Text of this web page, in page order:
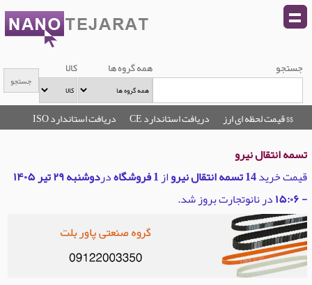
جستجو همه گروه ها کالا
$$ قیمت لحظه ای ارز دریافت استاندارد CE دریافت استاندارد ISO
تسمه انتقال نیرو
قیمت خرید14 تسمه انتقال نیرو از1 فروشگاه در
دوشنبه ۲۹ تیر ۱۴۰۵
- ۱۵:۰۶
در نانوتجارت بروز شد.